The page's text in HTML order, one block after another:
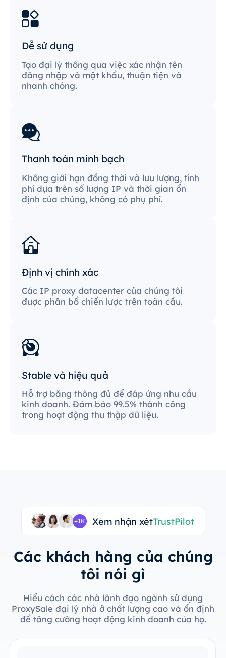
Dễ sử dụng
Tạo đại lý thông qua việc xác nhận tên
đăng nhập và mật khẩu, thuận tiện và
nhanh chóng.
Thanh toán minh bạch
Không giới hạn đồng thời và lưu lượng, tính
phí dựa trên số lượng IP và thời gian ổn
định của chúng, không có phụ phí.
Định vị chính xác
Các IP proxy datacenter của chúng tôi
được phân bổ chiến lược trên toàn cầu.
Stable và hiệu quả
Hỗ trợ băng thông đủ để đáp ứng nhu cầu
kinh doanh. Đảm bảo 99.5% thành công
trong hoạt động thu thập dữ liệu.
+1K Xem nhận xétTrustPilot
Các khách hàng của chúng
tôi nói gì
Hiểu cách các nhà lãnh đạo ngành sử dụng
ProxySale đại lý nhà ở chất lượng cao và ổn định
để tăng cường hoạt động kinh doanh của họ.